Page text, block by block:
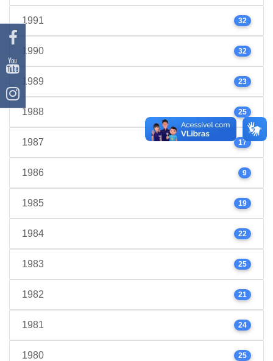
1991 32
1990 32
1989 23
1988 25
1987 17
1986 9
1985 19
1984 22
1983 25
1982 21
1981 24
1980 25